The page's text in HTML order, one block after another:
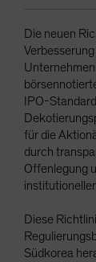
Die neuen
IPO-
für die
durch
Offenlegung
Diese
Südkorea